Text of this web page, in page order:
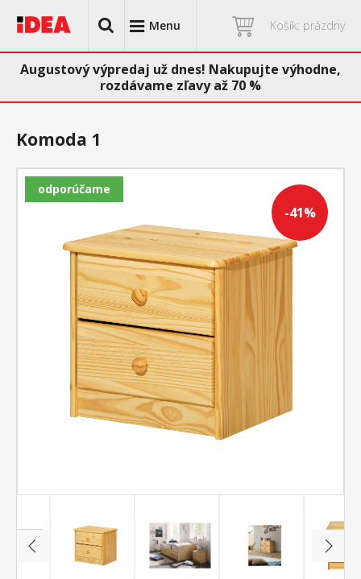
Menu Košík: prázdny
Augustový výpredaj už dnes! Nakupujte výhodne,
rozdávame zľavy až 70 %
-41%
odporúčame
Komoda 1